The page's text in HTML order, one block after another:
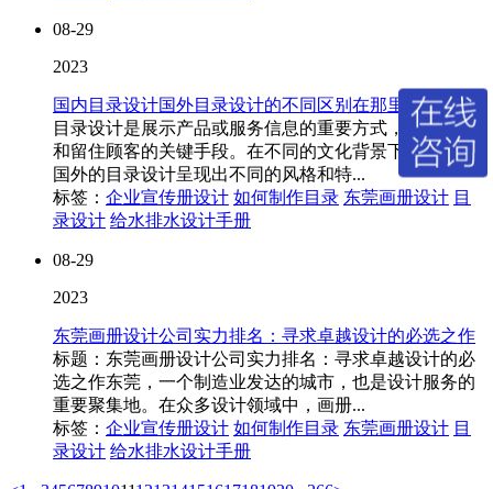
08-29
2023
国内目录设计国外目录设计的不同区别在那里
目录设计是展示产品或服务信息的重要方式，也是吸引
和留住顾客的关键手段。在不同的文化背景下，国内和
国外的目录设计呈现出不同的风格和特...
标签： 企业宣传册设计 如何制作目录 东莞画册设计 目
录设计 给水排水设计手册
08-29
2023
东莞画册设计公司实力排名：寻求卓越设计的必选之作
标题：东莞画册设计公司实力排名：寻求卓越设计的必
选之作东莞，一个制造业发达的城市，也是设计服务的
重要聚集地。在众多设计领域中，画册...
标签： 企业宣传册设计 如何制作目录 东莞画册设计 目
录设计 给水排水设计手册